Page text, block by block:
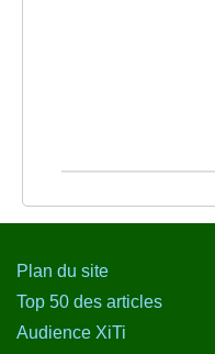
Plan du site
Top 50 des articles
Audience XiTi